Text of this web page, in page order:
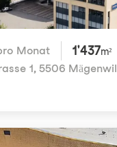
Monat 1'437m²
1, 5506 Mägenwil